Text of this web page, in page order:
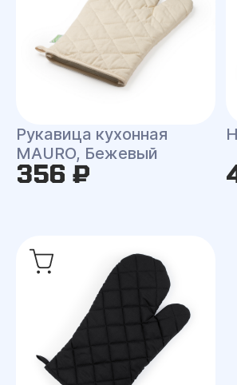
Рукавица кухонная
MAURO, Бежевый
356 ₽